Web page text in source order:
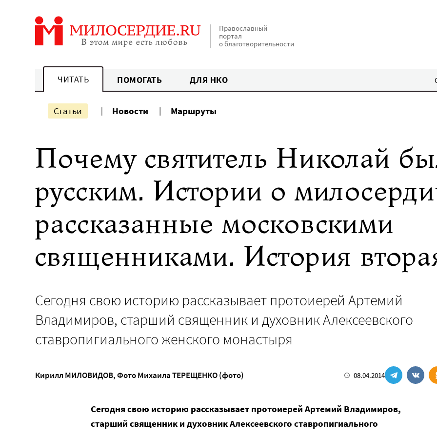
Православный
портал
о благотворительности
ЧИТАТЬ ПОМОГАТЬ ДЛЯ НКО
Статьи Новости Маршруты
Почему святитель Николай
русским. Истории о
рассказанные московскими
священниками. История
Сегодня свою историю рассказывает протоиерей Артемий
Владимиров, старший священник и духовник Алексеевского
ставропигиального женского монастыря
Кирилл МИЛОВИДОВ,Фото Михаила ТЕРЕЩЕНКО (фото) 08.04.2014
Сегодня свою историю рассказывает протоиерей Артемий Владимиров,
старший священник и духовник Алексеевского ставропигиального